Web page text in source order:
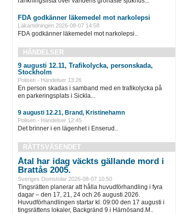
FDA godkänner läkemedel mot narkolepsi
Läkartidningen 2026-08-07 14:58
FDA godkänner läkemedel mot narkolepsi..
HÄNDELSER
9 augusti 12.11, Trafikolycka, personskada,
Stockholm
Polisen - Händelser 13:26
En person skadas i samband med en trafikolycka på
en parkeringsplats i Sickla...
9 augusti 12.21, Brand, Kristinehamn
Polisen - Händelser 12:45
Det brinner i en lägenhet i Enserud..
RÄTTSVÄSENDET
Åtal har idag väckts gällande mord i
Brattås 2005.
Sveriges Domstolar 2026-08-07 10:50
Tingsrätten planerar att hålla huvudförhandling i fyra
dagar – den 17, 21, 24 och 26 augusti 2026.
Huvudförhandlingen startar kl. 09:00 den 17 augusti i
tingsrättens lokaler, Backgränd 9 i Härnösand.M..